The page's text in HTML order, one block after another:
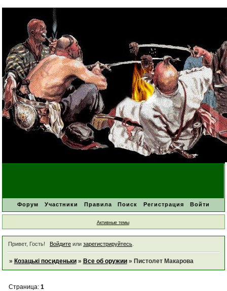
Форум Участники Правила Поиск Регистрация Войти
Активные темы
Привет, Гость! Войдитеили зарегистрируйтесь.
» Козацькі посиденьки » Все об оружии » Пистолет Макарова
Страница: 1